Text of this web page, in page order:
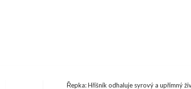
Řepka: Hříšník odhaluje syrový a upřímný